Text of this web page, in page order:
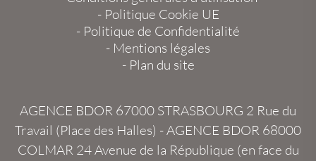
- Politique Cookie UE
- Politique de Confidentialité
- Mentions légales
- Plan du site
AGENCE BDOR 67000 STRASBOURG 2 Rue du
Travail (Place des Halles) -AGENCE BDOR 68000
COLMAR24 Avenue de la République (en face du